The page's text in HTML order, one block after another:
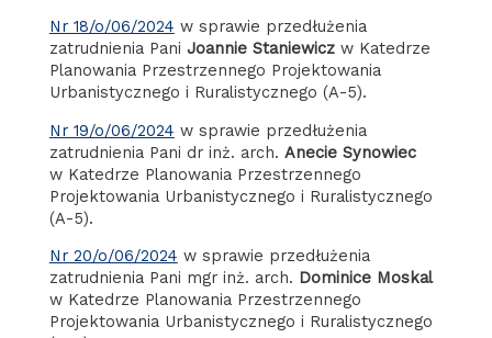
Nr 18/o/06/2024 w sprawie przedłużenia
zatrudnienia Pani Joannie Staniewicz w Katedrze
Planowania Przestrzennego Projektowania
Urbanistycznego i Ruralistycznego (A-5).
Nr 19/o/06/2024 w sprawie przedłużenia
zatrudnienia Pani dr inż. arch. Anecie Synowiec
w Katedrze Planowania Przestrzennego
Projektowania Urbanistycznego i Ruralistycznego
(A-5).
Nr 20/o/06/2024 w sprawie przedłużenia
zatrudnienia Pani mgr inż. arch. Dominice Moskal
w Katedrze Planowania Przestrzennego
Projektowania Urbanistycznego i Ruralistycznego